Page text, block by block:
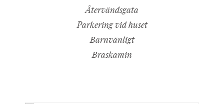
Återvändsgata
Parkering vid huset
Barnvänligt
Braskamin